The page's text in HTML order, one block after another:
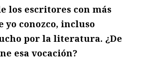
los escritores con más
yo conozco, incluso
por la literatura. ¿De
esa vocación?